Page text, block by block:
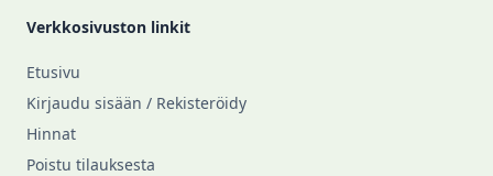
Verkkosivuston linkit
Etusivu
Kirjaudu sisään / Rekisteröidy
Hinnat
Poistu tilauksesta